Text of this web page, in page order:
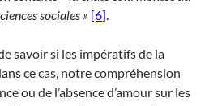
sociales » [6]
savoir si les impératifs de la
ce cas, notre compréhension
ou de l’absence d’amour sur les